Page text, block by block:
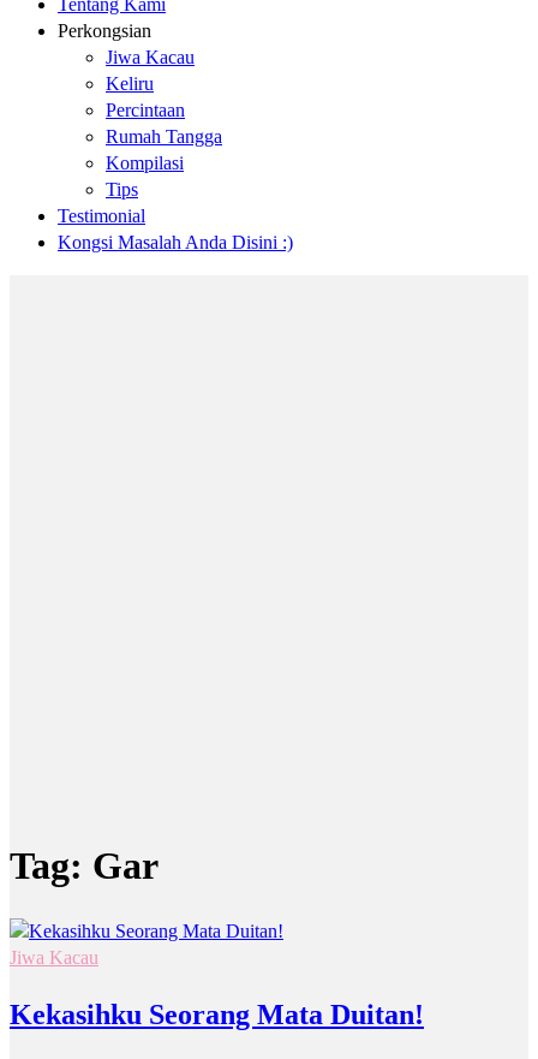
Tentang Kami
Perkongsian
Jiwa Kacau
Keliru
Percintaan
Rumah Tangga
Kompilasi
Tips
Testimonial
Kongsi Masalah Anda Disini :)
Tag: Gar
Jiwa Kacau
Kekasihku Seorang Mata Duitan!